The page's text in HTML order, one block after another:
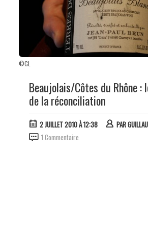
©GL
Beaujolais/Côtes du Rhône :
de la réconciliation
2 JUILLET 2010 À 12:38 PAR
1 Commentaire